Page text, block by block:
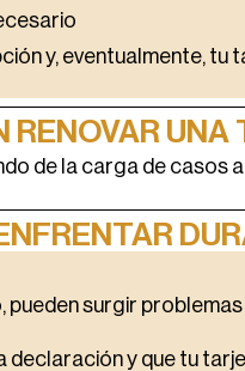
y, eventualmente, tu
de la carga de
surgir
y que tu